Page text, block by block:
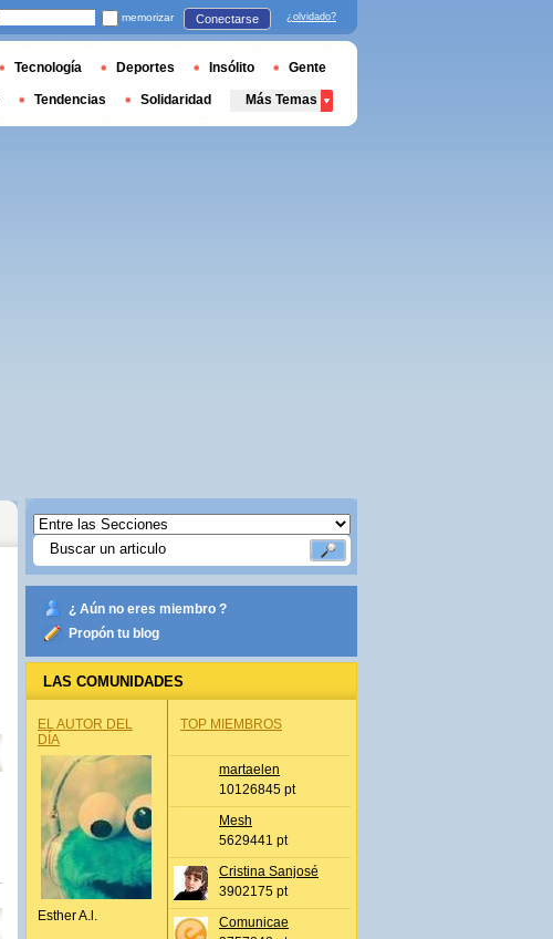
¿ Aún no eres miembro ?
Propón tu blog
LAS COMUNIDADES
EL AUTOR DEL
DÍA
Esther A.l.
TOP MIEMBROS
martaelen
10126845 pt
Mesh
5629441 pt
Cristina Sanjosé
3902175 pt
Comunicae
memorizar Conectarse ¿olvidado?
Tecnología Deportes Insólito Gente
Tendencias Solidaridad Más Temas